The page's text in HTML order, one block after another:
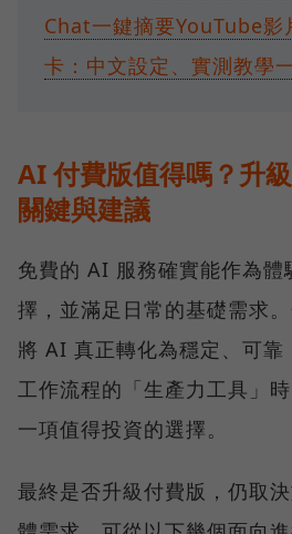
Chat一鍵摘要YouTube影
卡：中文設定、實測教學
AI 付費版值得嗎？升
關鍵與建議
免費的 AI 服務確實能作為體
擇，並滿足日常的基礎需求
將 AI 真正轉化為穩定、可靠
工作流程的「生產力工具」
一項值得投資的選擇。
最終是否升級付費版，仍取